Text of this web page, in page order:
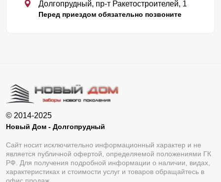
Долгопрудный, пр-т Ракетостроителей, 1
Перед приездом обязательно позвоните
© 2014-2025
Новый Дом - Долгопрудный
Сайт носит исключительно информационный характер и не
является публичной офертой, определяемой положениями ГК
РФ. Для получения подробной информации о наличии, видах,
характеристиках и стоимости услуг и товаров обращайтесь в